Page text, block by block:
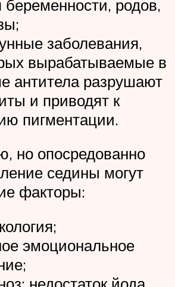
родов,
заболевания,
вырабатываемые в
антитела разрушают
и приводят к
пигментации.
но опосредованно
седины могут
факторы:
эмоциональное